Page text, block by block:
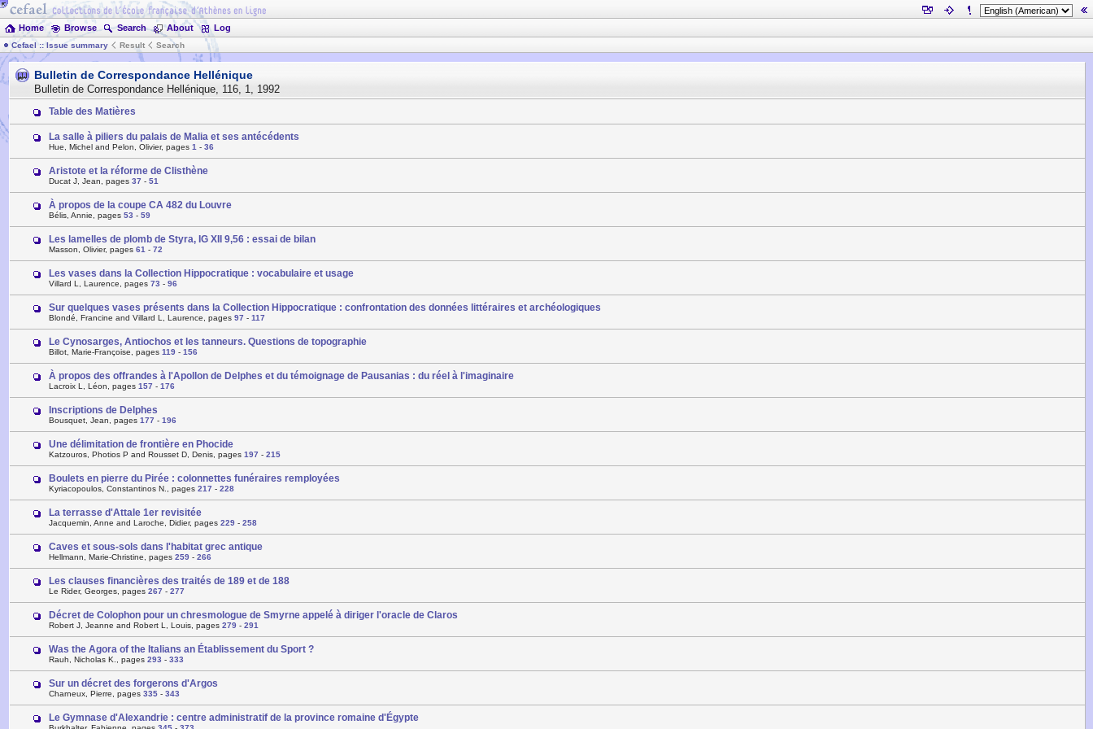
Home Browse Search About Log
Cefael :: Issue summary Result Search
Bulletin de Correspondance Hellénique
Bulletin de Correspondance Hellénique, 116, 1, 1992
Table des Matières
La salle à piliers du palais de Malia et ses antécédents
Hue, Michel and Pelon, Olivier, pages 1 - 36
Aristote et la réforme de Clisthène
Ducat J, Jean, pages 37 - 51
À propos de la coupe CA 482 du Louvre
Bélis, Annie, pages 53 - 59
Les lamelles de plomb de Styra, IG XII 9,56 : essai de bilan
Masson, Olivier, pages 61 - 72
Les vases dans la Collection Hippocratique : vocabulaire et usage
Villard L, Laurence, pages 73 - 96
Sur quelques vases présents dans la Collection Hippocratique : confrontation des données littéraires et archéologiques
Blondé, Francine and Villard L, Laurence, pages 97 - 117
Le Cynosarges, Antiochos et les tanneurs. Questions de topographie
Billot, Marie-Françoise, pages 119 - 156
À propos des offrandes à l'Apollon de Delphes et du témoignage de Pausanias : du réel à l'imaginaire
Lacroix L, Léon, pages 157 - 176
Inscriptions de Delphes
Bousquet, Jean, pages 177 - 196
Une délimitation de frontière en Phocide
Katzouros, Photios P and Rousset D, Denis, pages 197 - 215
Boulets en pierre du Pirée : colonnettes funéraires remployées
Kyriacopoulos, Constantinos N., pages 217 - 228
La terrasse d'Attale 1er revisitée
Jacquemin, Anne and Laroche, Didier, pages 229 - 258
Caves et sous-sols dans l'habitat grec antique
Hellmann, Marie-Christine, pages 259 - 266
Les clauses financières des traités de 189 et de 188
Le Rider, Georges, pages 267 - 277
Décret de Colophon pour un chresmologue de Smyrne appelé à diriger l'oracle de Claros
Robert J, Jeanne and Robert L, Louis, pages 279 - 291
Was the Agora of the Italians an Établissement du Sport ?
Rauh, Nicholas K., pages 293 - 333
Sur un décret des forgerons d'Argos
Charneux, Pierre, pages 335 - 343
Le Gymnase d'Alexandrie : centre administratif de la province romaine d'Égypte